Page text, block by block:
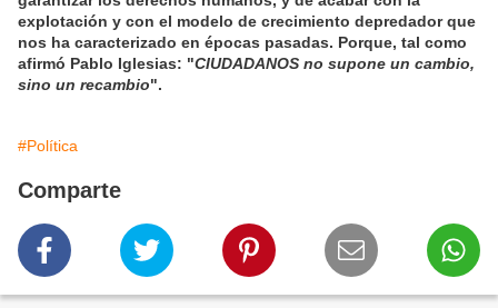
explotación y con el modelo de crecimiento depredador que
nos ha caracterizado en épocas pasadas. Porque, tal como
afirmó Pablo Iglesias: "CIUDADANOS no supone un cambio,
sino un recambio".
#Política
Comparte